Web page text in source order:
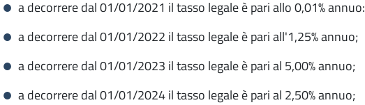
a decorrere dal 01/01/2021 il tasso legale è pari allo 0,01% annuo:
a decorrere dal 01/01/2022 il tasso legale è pari all'1,25% annuo;
a decorrere dal 01/01/2023 il tasso legale è pari al 5,00% annuo;
a decorrere dal 01/01/2024 il tasso legale è pari al 2,50% annuo;